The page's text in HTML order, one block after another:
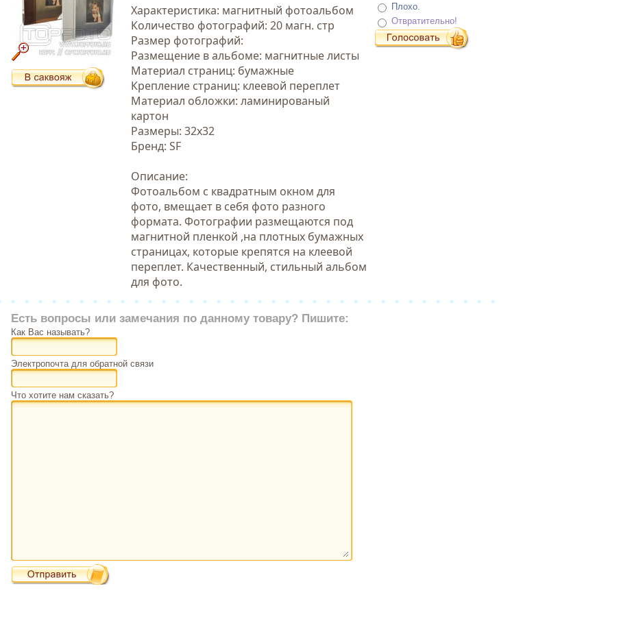
Характеристика: магнитный фотоальбом
Количество фотографий: 20 магн. стр
Размер фотографий:
Размещение в альбоме: магнитные листы
Материал страниц: бумажные
Крепление страниц: клеевой переплет
Материал обложки: ламинированый
картон
Размеры: 32х32
Бренд: SF
Описание:
Фотоальбом с квадратным окном для
фото, вмещает в себя фото разного
формата. Фотографии размещаются под
магнитной пленкой ,на плотных бумажных
страницах, которые крепятся на клеевой
переплет. Качественный, стильный альбом
для фото.
Плохо.
Отвратительно!
Есть вопросы или замечания по данному товару? Пишите:
Как Вас называть?
Электропочта для обратной связи
Что хотите нам сказать?